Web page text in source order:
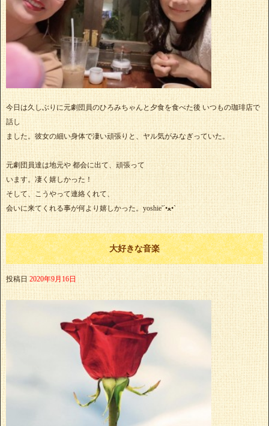
今日は久しぶりに元劇団員のひろみちゃんと夕食を食べた後 いつもの珈琲店で
話し
ました。彼女の細い身体で凄い頑張りと、ヤル気がみなぎっていた。
元劇団員達は地元や 都会に出て、頑張って
います。凄く嬉しかった！
そして、こうやって連絡くれて、
会いに来てくれる事が何より嬉しかった。yoshie'‎´•ﻌ•`
大好きな音楽
投稿日 2020年9月16日